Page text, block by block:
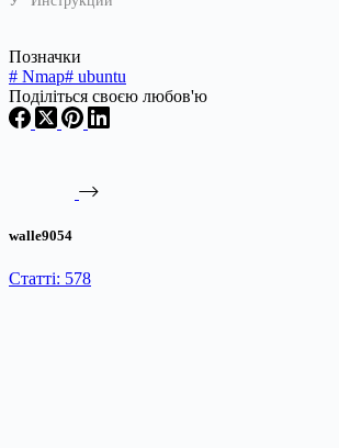
Позначки
# Nmap# ubuntu
Поділіться своєю любов'ю
walle9054
Статті: 578